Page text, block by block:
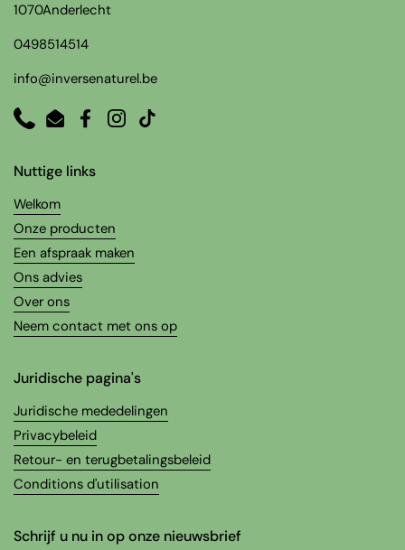
1070Anderlecht
0498514514
info@inversenaturel.be
PhoneEmailFacebook
Instagram
TikTok
Nuttige links
Welkom
Onze producten
Een afspraak maken
Ons advies
Over ons
Neem contact met ons op
Juridische pagina's
Juridische mededelingen
Privacybeleid
Retour- en terugbetalingsbeleid
Conditions d'utilisation
Schrijf u nu in op onze nieuwsbrief